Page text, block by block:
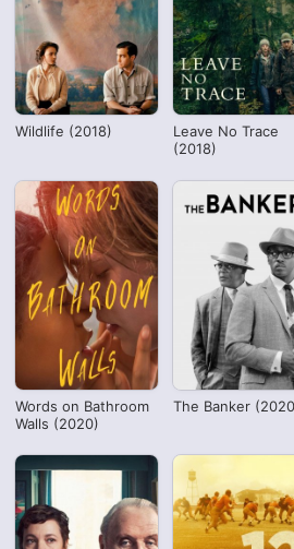
Wildlife (2018)
Leave No Trace
(2018)
Words on Bathroom
Walls (2020)
The Banker